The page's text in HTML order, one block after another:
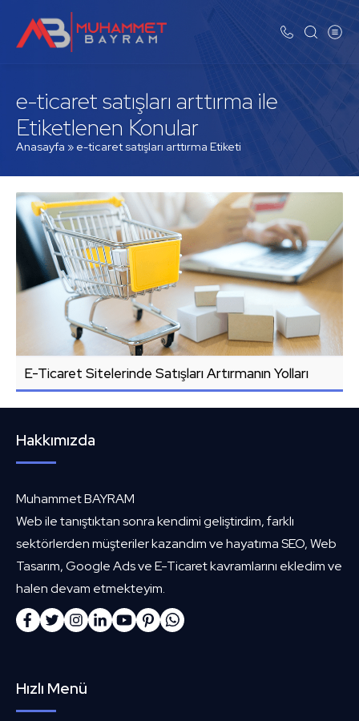
e-ticaret satışları arttırma ile
Etiketlenen Konular
Anasayfa » e-ticaret satışları arttırma Etiketi
E-Ticaret Sitelerinde Satışları Artırmanın Yolları
Hakkımızda
Muhammet BAYRAM
Web ile tanıştıktan sonra kendimi geliştirdim, farklı
sektörlerden müşteriler kazandım ve hayatıma SEO, Web
Tasarım, Google Ads ve E-Ticaret kavramlarını ekledim ve
halen devam etmekteyim.
Hızlı Menü